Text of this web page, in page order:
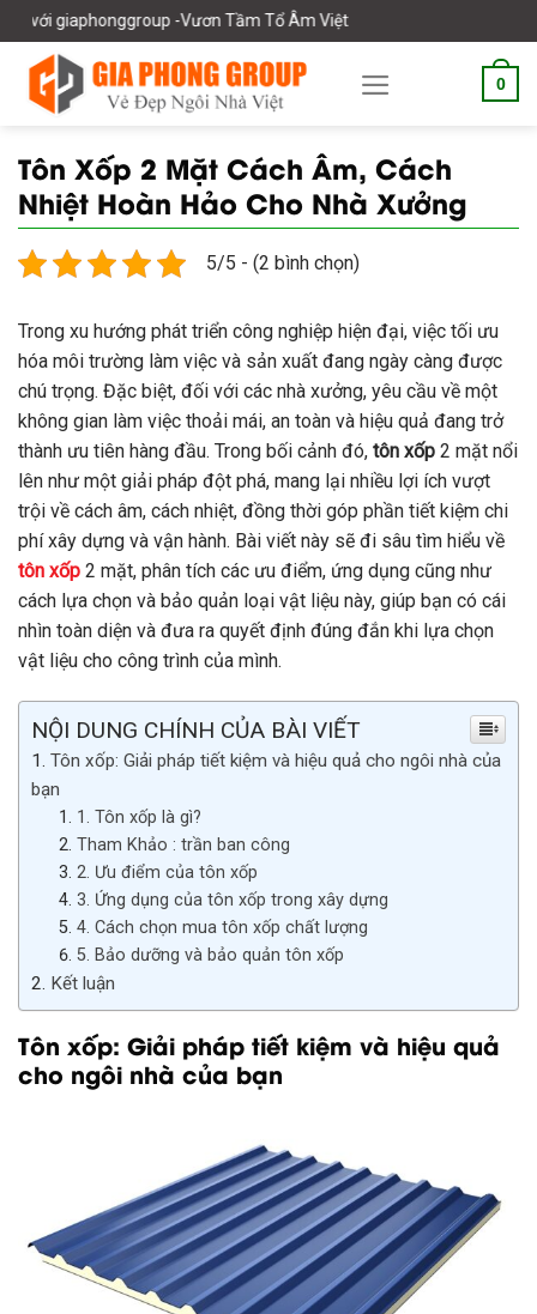
Skip
to
content
-Vươn Tầm Tổ Âm Việt
0
Tôn Xốp 2 Mặt Cách Âm, Cách
Nhiệt Hoàn Hảo Cho Nhà Xưởng
5/5 - (2 bình chọn)
Trong xu hướng phát triển công nghiệp hiện đại, việc tối ưu
hóa môi trường làm việc và sản xuất đang ngày càng được
chú trọng. Đặc biệt, đối với các nhà xưởng, yêu cầu về một
không gian làm việc thoải mái, an toàn và hiệu quả đang trở
thành ưu tiên hàng đầu. Trong bối cảnh đó, tôn xốp 2 mặt nổi
lên như một giải pháp đột phá, mang lại nhiều lợi ích vượt
trội về cách âm, cách nhiệt, đồng thời góp phần tiết kiệm chi
phí xây dựng và vận hành. Bài viết này sẽ đi sâu tìm hiểu về
tôn xốp 2 mặt, phân tích các ưu điểm, ứng dụng cũng như
cách lựa chọn và bảo quản loại vật liệu này, giúp bạn có cái
nhìn toàn diện và đưa ra quyết định đúng đắn khi lựa chọn
vật liệu cho công trình của mình.
NỘI DUNG CHÍNH CỦA BÀI VIẾT
Tôn xốp: Giải pháp tiết kiệm và hiệu quả cho ngôi nhà của
bạn
1. Tôn xốp là gì?
Tham Khảo : trần ban công
2. Ưu điểm của tôn xốp
3. Ứng dụng của tôn xốp trong xây dựng
4. Cách chọn mua tôn xốp chất lượng
5. Bảo dưỡng và bảo quản tôn xốp
Kết luận
Tôn xốp: Giải pháp tiết kiệm và hiệu quả
cho ngôi nhà của bạn